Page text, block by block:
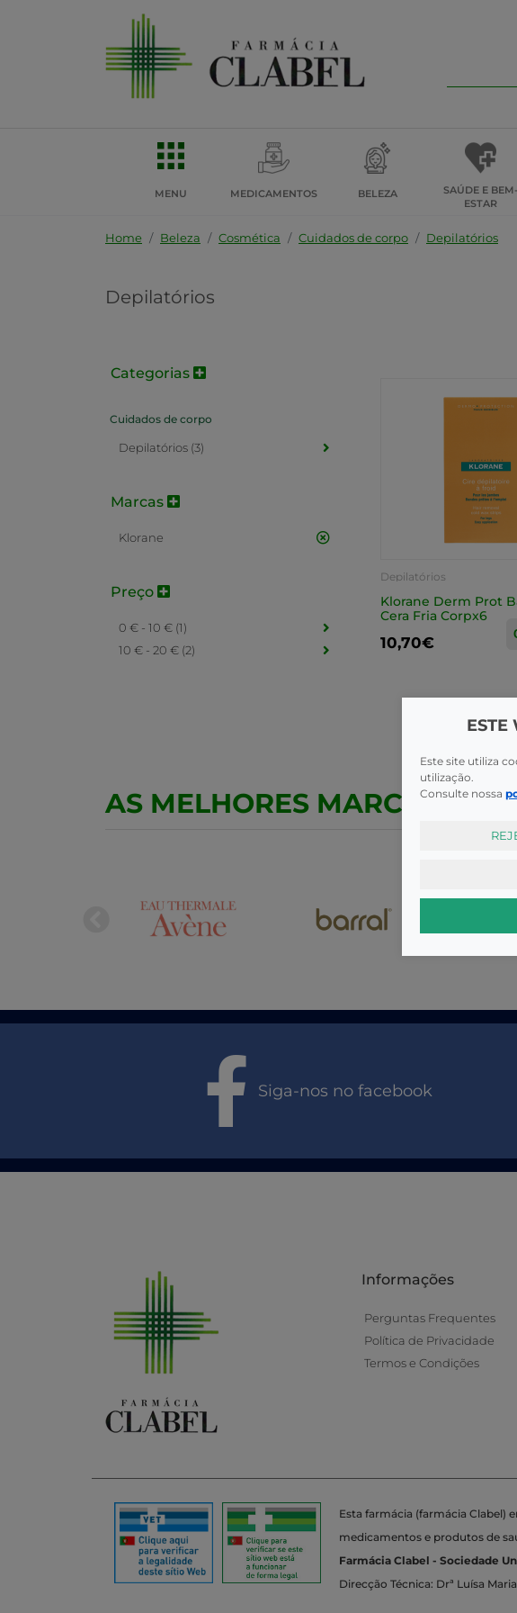
MENU MEDICAMENTOS BELEZA
SAÚDE E BEM-
ESTAR
Home Beleza Cosmética Cuidados de corpo Depilatórios
Depilatórios
Categorias
Cuidados de corpo
Depilatórios (3)
Marcas
Klorane
Preço
0 € - 10 € (1)
10 € - 20 € (2)
Depilatórios
Klorane Derm Prot
Cera Fria Corpx6
10,70€
AS MELHORES MARCAS
Siga-nos no facebook
Informações
Perguntas Frequentes
Política de Privacidade
Termos e Condições
Esta farmácia (farmácia Clabel)
medicamentos e produtos de
Farmácia Clabel - Sociedade
Direcção Técnica: Drª Luísa
ESTE
Este site utiliza
utilização.
Consulte nossa